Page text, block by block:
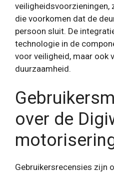
veiligheidsvoorzieningen,
die voorkomen dat de
persoon sluit. De
technologie in de
voor veiligheid, maar ook
duurzaamheid.
over de
Gebruikersrecensies zijn